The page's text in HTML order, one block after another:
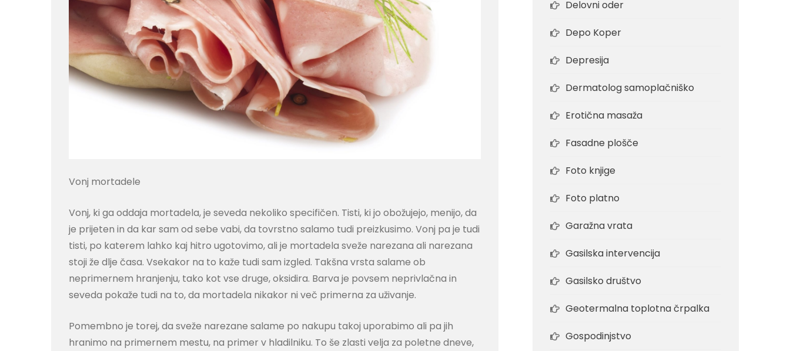
Vonj mortadele
Vonj, ki ga oddaja mortadela, je seveda nekoliko specifičen. Tisti, ki jo obožujejo, menijo, da
je prijeten in da kar sam od sebe vabi, da tovrstno salamo tudi preizkusimo. Vonj pa je tudi
tisti, po katerem lahko kaj hitro ugotovimo, ali je mortadela sveže narezana ali narezana
stoji že dlje časa. Vsekakor na to kaže tudi sam izgled. Takšna vrsta salame ob
neprimernem hranjenju, tako kot vse druge, oksidira. Barva je povsem neprivlačna in
seveda pokaže tudi na to, da mortadela nikakor ni več primerna za uživanje.
Pomembno je torej, da sveže narezane salame po nakupu takoj uporabimo ali pa jih
hranimo na primernem mestu, na primer v hladilniku. To še zlasti velja za poletne dneve,
Delovni oder
Depo Koper
Depresija
Dermatolog samoplačniško
Erotična masaža
Fasadne plošče
Foto knjige
Foto platno
Garažna vrata
Gasilska intervencija
Gasilsko društvo
Geotermalna toplotna črpalka
Gospodinjstvo